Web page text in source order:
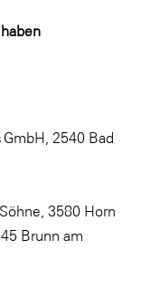
2540 Bad
3580 Horn
Brunn am